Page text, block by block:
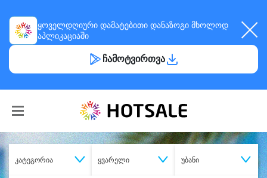
ყოველდღიური დამატებითი დანაზოგი მხოლოდ
აპლიკაციაში
ჩამოტვირთვა
კატეგორია ყვარელი უბანი